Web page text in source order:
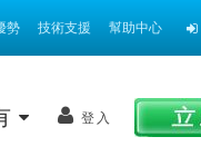
勢 技術支援 幫助中心
登入